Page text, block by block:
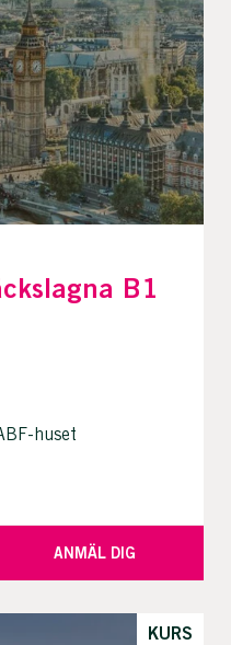
B1
huset
ANMÄL DIG
KURS